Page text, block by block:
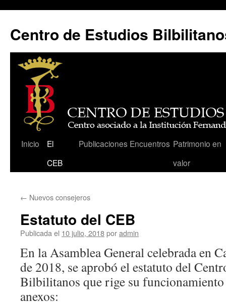
Centro de Estudios
Saltar
Inicio
El
CEB
Publicaciones Encuentros Patrimonio en
valor
← Nuevos consejeros
Estatuto del CEB
Publicada el 10 julio, 2018poradmin
En la Asamblea General celebrada en
de 2018, se aprobó el estatuto del
Bilbilitanos que rige su
anexos: